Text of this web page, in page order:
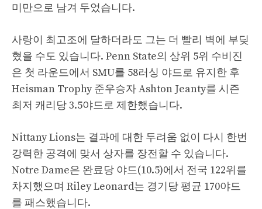
미만으로 남겨 두었습니다.
사랑이 최고조에 달하더라도 그는 더 빨리 벽에 부딪
혔을 수도 있습니다. Penn State의 상위 5위 수비진
은 첫 라운드에서 SMU를 58러싱 야드로 유지한 후
Heisman Trophy 준우승자 Ashton Jeanty를 시즌
최저 캐리당 3.5야드로 제한했습니다.
Nittany Lions는 결과에 대한 두려움 없이 다시 한번
강력한 공격에 맞서 상자를 장전할 수 있습니다.
Notre Dame은 완료당 야드(10.5)에서 전국 122위를
차지했으며 Riley Leonard는 경기당 평균 170야드
를 패스했습니다.